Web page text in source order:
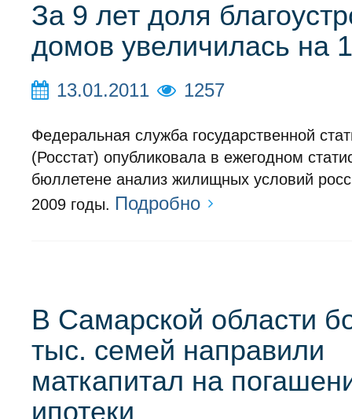
За 9 лет доля
домов увеличилась на
13.01.2011 1257
Федеральная служба государственной
(Росстат) опубликовала в ежегодном
бюллетене анализ жилищных условий
2009 годы. Подробно
В Самарской области
тыс. семей направили
маткапитал на
ипотеки